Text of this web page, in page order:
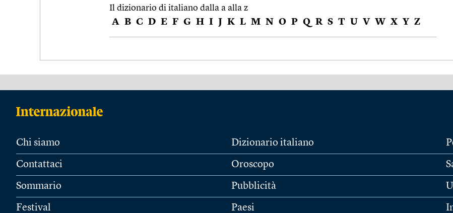
Il dizionario di italiano dalla a alla z
A B C D E F G H I J K L M N O P Q R S T U V W X Y Z
Chi siamo
Contattaci
Sommario
Festival
Dizionario italiano
Oroscopo
Pubblicità
Paesi